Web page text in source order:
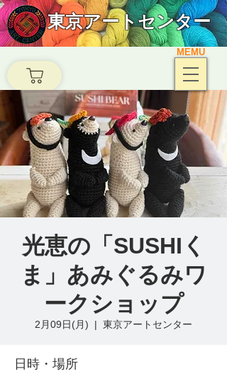
東京アートセンター
MEMU
光恵の「SUSHIく
ま」あみぐるみワ
ークショップ
2月09日(月)
  |
東京アートセンター
日時・場所